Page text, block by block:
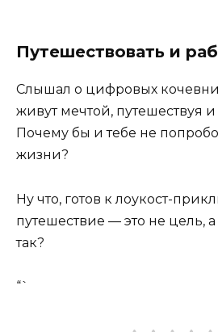
Путешествовать и
Слышал о цифровых
живут мечтой, путешествуя
Почему бы и тебе не
жизни?
Ну что, готов к лоукост-
путешествие — это не цель,
так?
“`